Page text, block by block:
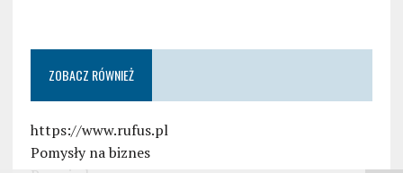
ZOBACZ RÓWNIEŻ
https://www.rufus.pl
Pomysły na biznes